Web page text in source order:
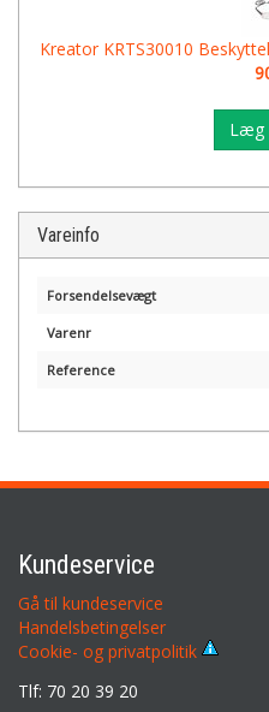
Kreator KRTS30010
Læg
Vareinfo
Forsendelsevægt
Varenr
Reference
Kundeservice
Gå til kundeservice
Handelsbetingelser
Cookie- og privatpolitik
Tlf: 70 20 39 20